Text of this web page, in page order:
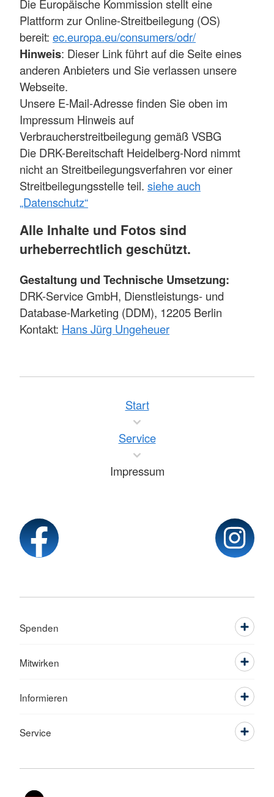
Die Europäische Kommission stellt eine
Plattform zur Online-Streitbeilegung (OS)
bereit: ec.europa.eu/consumers/odr/
Hinweis: Dieser Link führt auf die Seite eines
anderen Anbieters und Sie verlassen unsere
Webseite.
Unsere E-Mail-Adresse finden Sie oben im
Impressum Hinweis auf
Verbraucherstreitbeilegung gemäß VSBG
Die DRK-Bereitschaft Heidelberg-Nord nimmt
nicht an Streitbeilegungsverfahren vor einer
Streitbeilegungsstelle teil. siehe auch
„Datenschutz“
Alle Inhalte und Fotos sind
urheberrechtlich geschützt.
Gestaltung und Technische Umsetzung:
DRK-Service GmbH, Dienstleistungs- und
Database-Marketing (DDM), 12205 Berlin
Kontakt: Hans Jürg Ungeheuer
Start
Service
Impressum
Spenden
Mitwirken
Informieren
Service
Sprache wechseln zu